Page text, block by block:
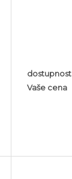
dostupnost
Vaše cena